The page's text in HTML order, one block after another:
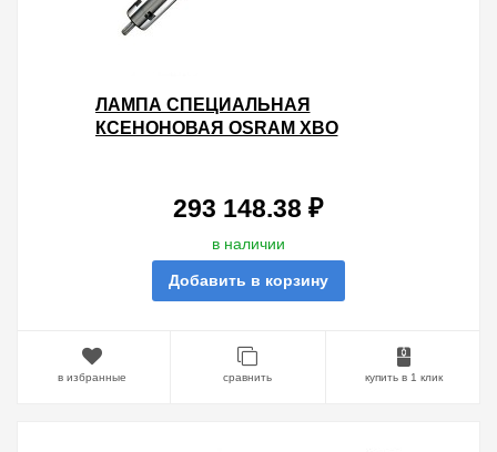
ЛАМПА СПЕЦИАЛЬНАЯ
КСЕНОНОВАЯ OSRAM XBO
293 148.38 ₽
в наличии
Добавить в корзину
в избранные сравнить купить в 1 клик